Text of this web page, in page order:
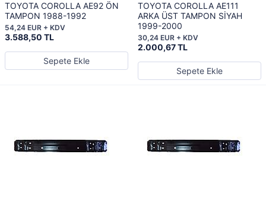
TOYOTA COROLLA AE92 ÖN
TAMPON 1988-1992
3.588,50 TL
54,24 EUR + KDV
Sepete Ekle
TOYOTA COROLLA AE111
ARKA ÜST TAMPON SİYAH
1999-2000
2.000,67 TL
30,24 EUR + KDV
Sepete Ekle